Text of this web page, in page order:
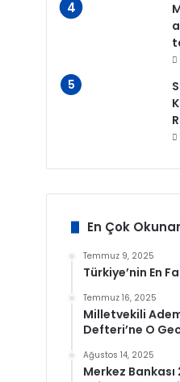
En Çok
Temmuz 9, 2025
Türkiye’nin En
Temmuz 16, 2025
Milletvekili Adem
Defteri’ne O
Ağustos 14, 2025
Merkez Bankası